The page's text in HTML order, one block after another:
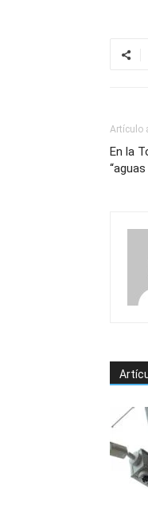
Artículo
En la